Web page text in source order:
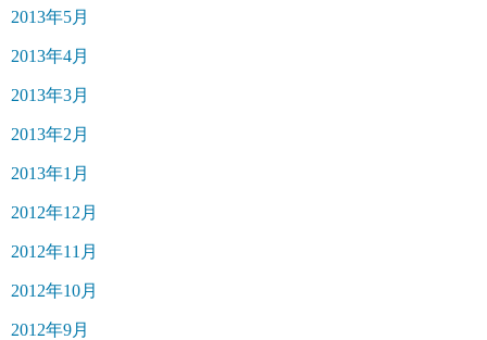
2013年5月
2013年4月
2013年3月
2013年2月
2013年1月
2012年12月
2012年11月
2012年10月
2012年9月